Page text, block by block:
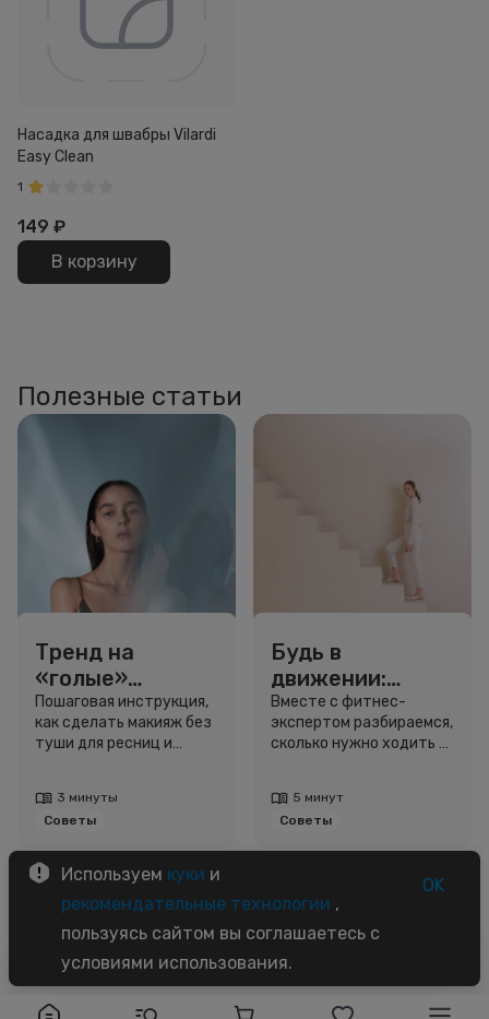
Насадка для швабры Vilardi
Easy Clean
1
149 ₽
В корзину
Полезные статьи
Тренд на
«голые»
ресницы: как
выглядеть
свежо, не
Пошаговая инструкция,
как сделать макияж без
туши для ресниц и
3 минуты
Советы
Будь в
движении:
сколько нужно
шагов для
красоты и
Вместе с фитнес-
экспертом разбираемся,
сколько нужно ходить и
5 минут
Советы
Используем куки и
рекомендательные технологии ,
пользуясь сайтом вы соглашаетесь с
условиями использования.
OK